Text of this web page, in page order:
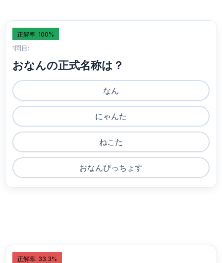
正解率: 100%
1問目:
おなんの正式名称は？
なん
にゃんた
ねこた
おなんぴっちょす
正解率: 33.3%